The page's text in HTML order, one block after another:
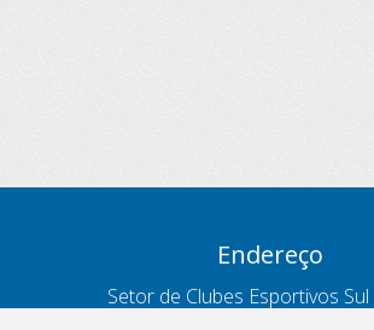
Endereço
Setor de Clubes Esportivos Sul